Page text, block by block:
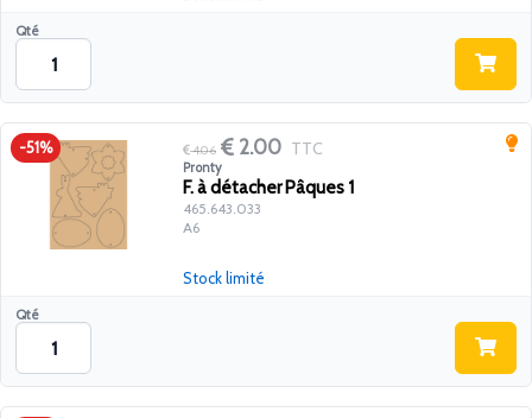
Qté
-51% 4.06 2.00 TTC
Pronty
F. à détacher Pâques 1
465.643.033
A6
Qté
Stock limité